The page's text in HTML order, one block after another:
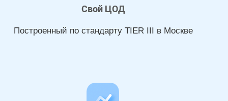
Свой ЦОД
Построенный по стандарту TIER III в Москве